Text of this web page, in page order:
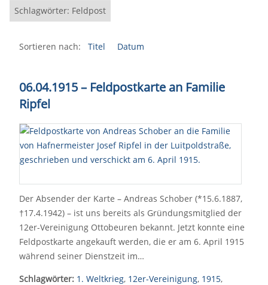
Schlagwörter: Feldpost
Sortieren nach: Titel Datum
06.04.1915 – Feldpostkarte an Familie
Ripfel
Der Absender der Karte – Andreas Schober (*15.6.1887,
†17.4.1942) – ist uns bereits als Gründungsmitglied der
12er-Vereinigung Ottobeuren bekannt. Jetzt konnte eine
Feldpostkarte angekauft werden, die er am 6. April 1915
während seiner Dienstzeit im…
Schlagwörter: 1. Weltkrieg, 12er-Vereinigung, 1915,